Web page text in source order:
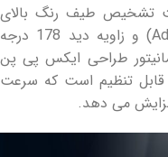
قابلیت تشخیص طیف رنگ بالای
مانیتور (99% sRGB و 91% Adobe RGB) و زاویه دید 178 درجه
طراحی ایکس پی پن
10 دکمه میانبر قابل تنظیم است که سرعت
افزایش می دهد.